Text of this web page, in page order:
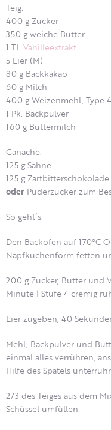
Teig:
400 g Zucker
350 g weiche Butter
1 TLVanilleextrakt
5 Eier (M)
80 g Backkakao
60 g Milch
400 g Weizenmehl, Type
1 Pk. Backpulver
160 g Buttermilch
Ganache:
125 g Sahne
125 g Zartbitterschokolade
oder Puderzucker zum
So geht´s:
Den Backofen auf 170°C
Napfkuchenform fetten
200 g Zucker, Butter und
Minute | Stufe 4 cremig
Eier zugeben, 40
Mehl, Backpulver und
einmal alles verrühren,
Hilfe des Spatels
2/3 des Teiges aus dem
Schüssel umfüllen.